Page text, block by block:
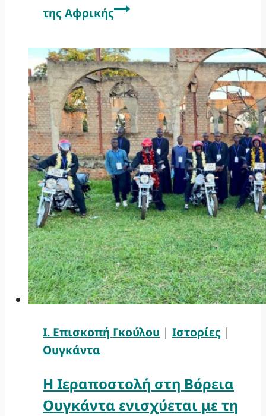
της Αφρικής
Ι. Επισκοπή Γκούλου | Ιστορίες |
Ουγκάντα
Η Ιεραποστολή στη Βόρεια
Ουγκάντα ενισχύεται με τη